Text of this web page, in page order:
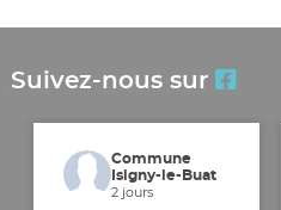
Suivez-nous sur
Commune
Isigny-le-Buat
2 jours